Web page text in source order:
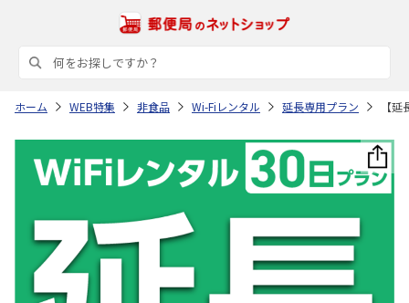
ホーム WEB特集 非食品 Wi-Fiレンタル 延長専用プラン 【